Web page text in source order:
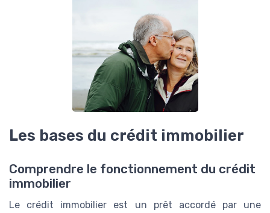
Les bases du crédit immobilier
Comprendre le fonctionnement du crédit
immobilier
Le crédit immobilier est un prêt accordé par une